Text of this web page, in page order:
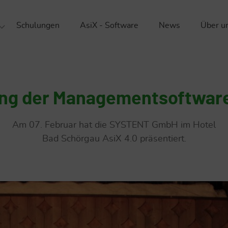
Schulungen AsiX - Software News Über
der
Am 07. Februar hat die SYSTENT GmbH im Hotel
Bad Schörgau AsiX 4.0 präsentiert.